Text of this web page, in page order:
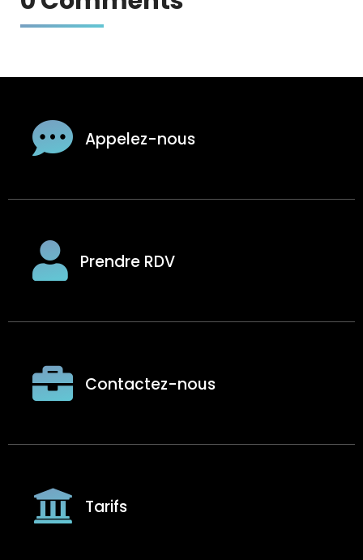
Appelez-nous
Prendre RDV
Contactez-nous
Tarifs